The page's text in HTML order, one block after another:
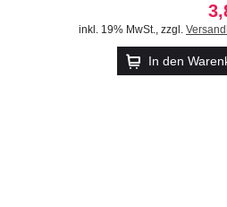
inkl. 19% MwSt., zzgl.
In den